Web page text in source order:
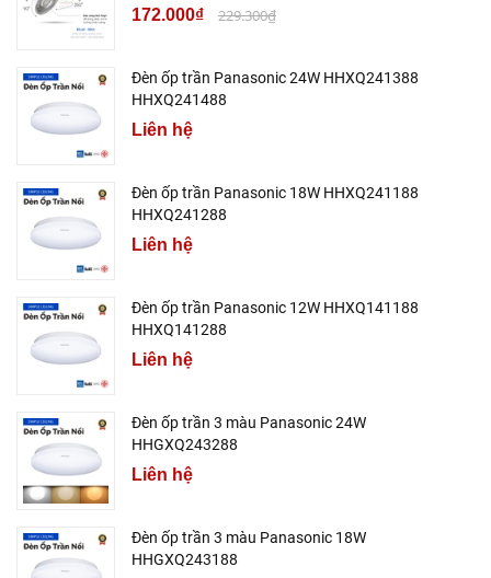
172.000₫ 229.300₫
Đèn ốp trần Panasonic 24W HHXQ241388
HHXQ241488
Liên hệ
Đèn ốp trần Panasonic 18W HHXQ241188
HHXQ241288
Liên hệ
Đèn ốp trần Panasonic 12W HHXQ141188
HHXQ141288
Liên hệ
Đèn ốp trần 3 màu Panasonic 24W
HHGXQ243288
Liên hệ
Đèn ốp trần 3 màu Panasonic 18W
HHGXQ243188